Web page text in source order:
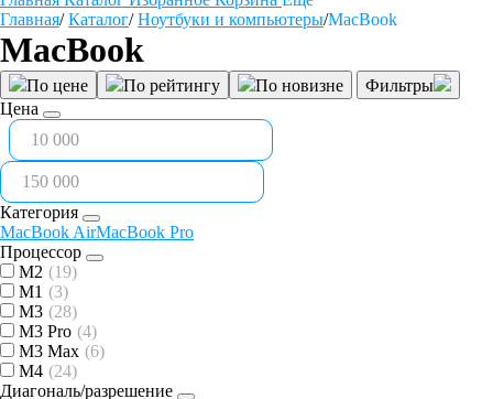
Главная/ Каталог/ Ноутбуки и компьютеры/MacBook
MacBook
По цене По рейтингу По новизне
Фильтры
Цена
Категория
MacBook AirMacBook Pro
Процессор
M2 (19)
M1 (3)
M3 (28)
M3 Pro (4)
M3 Max (6)
M4 (24)
Диагональ/разрешение